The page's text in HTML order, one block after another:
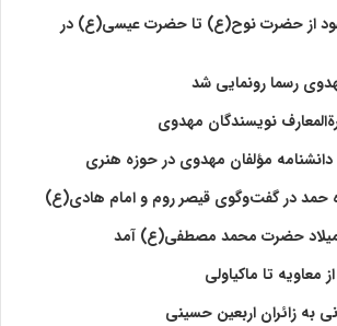
از حضرت نوح(ع) تا حضرت عیسی(ع) در
رسما رونمایی شد
نویسندگان مهدوی
دانشنامه مؤلفان مهدوی در حوزه هنری
حمد در گفت‌وگوی قیصر روم و امام هادی(ع)
میلاد حضرت محمد مصطفی(ع) آمد
تا ماکیاولی
به زائران اربعین حسینی